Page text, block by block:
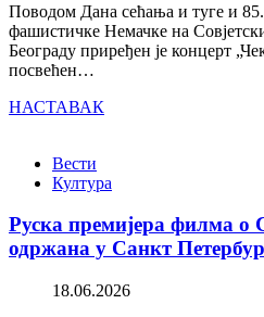
Поводом Дана сећања и туге и
фашистичке Немачке на
Београду приређен је концерт
посвећен…
НАСТАВАК
Вести
Култура
Руска премијера филма о
одржана у Санкт
18.06.2026